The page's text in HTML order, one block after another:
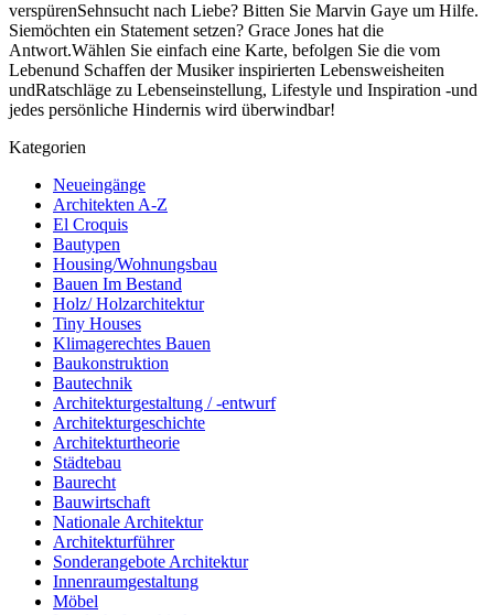
verspürenSehnsucht nach Liebe? Bitten Sie Marvin Gaye um Hilfe.
Siemöchten ein Statement setzen? Grace Jones hat die
Antwort.Wählen Sie einfach eine Karte, befolgen Sie die vom
Lebenund Schaffen der Musiker inspirierten Lebensweisheiten
undRatschläge zu Lebenseinstellung, Lifestyle und Inspiration -und
jedes persönliche Hindernis wird überwindbar!
Kategorien
Neueingänge
Architekten A-Z
El Croquis
Bautypen
Housing/Wohnungsbau
Bauen Im Bestand
Holz/ Holzarchitektur
Tiny Houses
Klimagerechtes Bauen
Baukonstruktion
Bautechnik
Architekturgestaltung / -entwurf
Architekturgeschichte
Architekturtheorie
Städtebau
Baurecht
Bauwirtschaft
Nationale Architektur
Architekturführer
Sonderangebote Architektur
Innenraumgestaltung
Möbel